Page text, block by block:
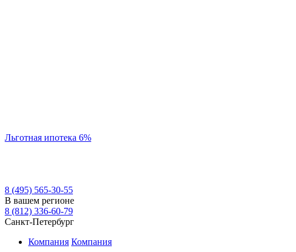
Льготная ипотека 6%
8 (495) 565-30-55
В вашем регионе
8 (812) 336-60-79
Санкт-Петербург
Компания Компания